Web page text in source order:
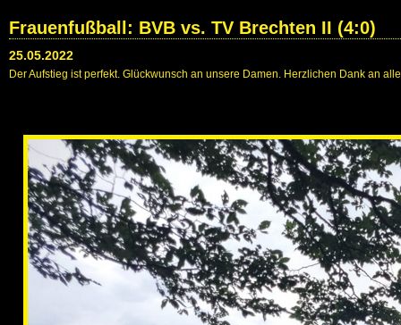
Frauenfußball: BVB vs. TV Brechten II (4:0)
25.05.2022
Der Aufstieg ist perfekt. Glückwunsch an unsere Damen. Herzlichen Dank an